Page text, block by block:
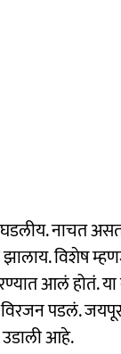
नाचत
विशेष
आलं होतं.
पडलं.
आहे.